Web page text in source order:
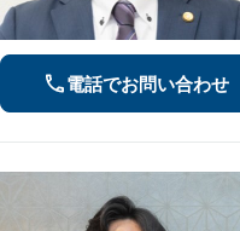
電話でお問い合わせ